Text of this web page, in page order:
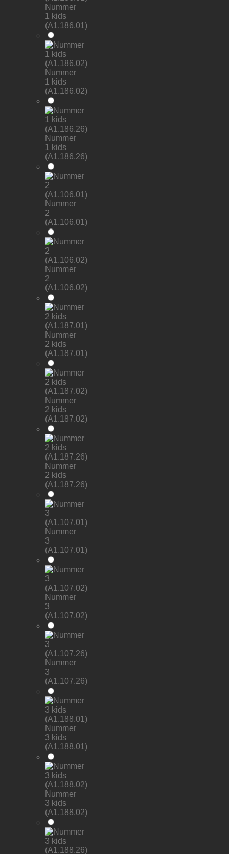
Nummer
1 kids
(A1.186.01)
Nummer
1 kids
(A1.186.02)
Nummer
1 kids
(A1.186.26)
Nummer
2
(A1.106.01)
Nummer
2
(A1.106.02)
Nummer
2 kids
(A1.187.01)
Nummer
2 kids
(A1.187.02)
Nummer
2 kids
(A1.187.26)
Nummer
3
(A1.107.01)
Nummer
3
(A1.107.02)
Nummer
3
(A1.107.26)
Nummer
3 kids
(A1.188.01)
Nummer
3 kids
(A1.188.02)